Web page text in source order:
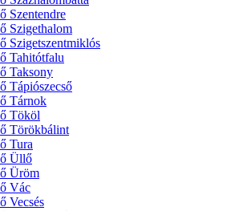
Szentendre
Szigethalom
Szigetszentmiklós
Tahitótfalu
Taksony
Tápiószecső
Tárnok
Tököl
Törökbálint
Tura
Üllő
Üröm
Vác
Vecsés